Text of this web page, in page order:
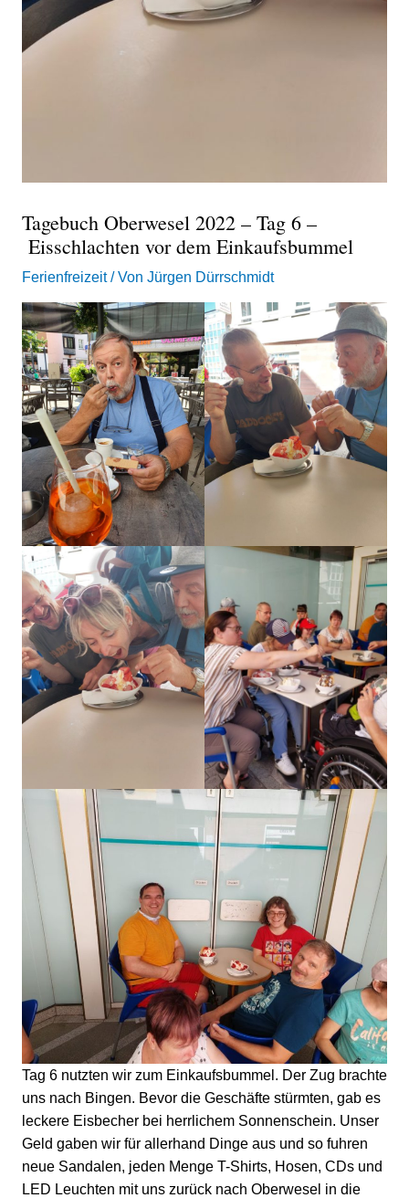
Tagebuch Oberwesel 2022 – Tag 6 –
Eisschlachten vor dem Einkaufsbummel
Ferienfreizeit/ Von Jürgen Dürrschmidt
Tag 6 nutzten wir zum Einkaufsbummel. Der Zug brachte
uns nach Bingen. Bevor die Geschäfte stürmten, gab es
leckere Eisbecher bei herrlichem Sonnenschein. Unser
Geld gaben wir für allerhand Dinge aus und so fuhren
neue Sandalen, jeden Menge T-Shirts, Hosen, CDs und
LED Leuchten mit uns zurück nach Oberwesel in die